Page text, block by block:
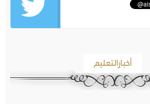
أخبارالتعليم